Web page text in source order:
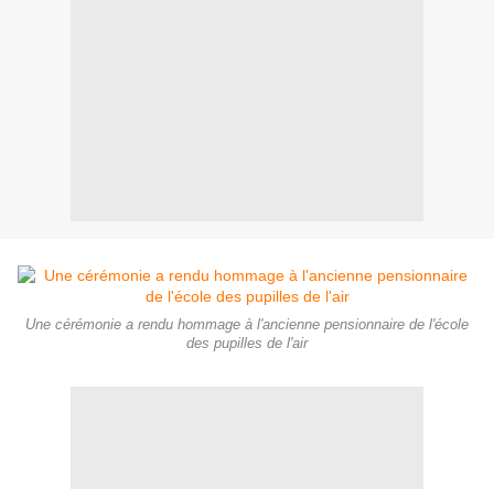
Une cérémonie a rendu hommage à l'ancienne pensionnaire de l'école
des pupilles de l'air